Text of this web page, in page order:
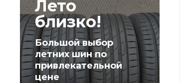
Лето
близко!
Большой выбор
летних шин по
привлекательной
цене